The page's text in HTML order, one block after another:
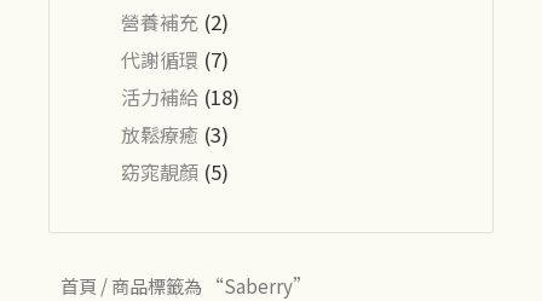
營養補充 (2)
代謝循環 (7)
活力補給 (18)
放鬆療癒 (3)
窈窕靚顏 (5)
首頁 / 商品標籤為 “Saberry”